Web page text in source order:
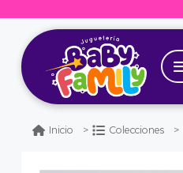
Inicio Colecciones